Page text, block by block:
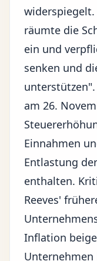
widerspiegelt.
räumte die
ein und
senken und
am 26.
Einnahmen
Entlastung
enthalten.
Reeves'
Inflation
Unternehmen